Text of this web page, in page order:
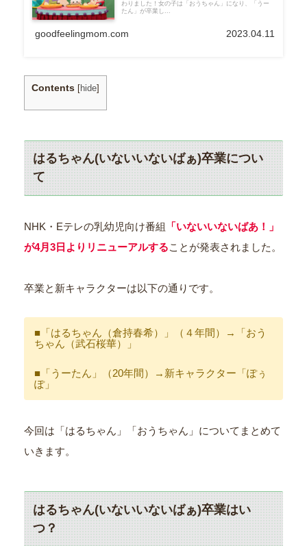
わりました！女の子は「おうちゃん」になり、「うー
たん」が卒業し...
goodfeelingmom.com 2023.04.11
Contents [hide]
はるちゃん(いないいないばぁ)卒業につい
て
NHK・Eテレの乳幼児向け番組
「いないいないばあ！」
が4月3日よりリニューアルすることが発表されました。
卒業と新キャラクターは以下の通りです。
■「はるちゃん（倉持春希）」（４年間）→「おう
ちゃん（武石桜華）」
■「うーたん」（20年間）→新キャラクター「ぽぅ
ぽ」
今回は「はるちゃん」「おうちゃん」についてまとめて
いきます。
はるちゃん(いないいないばぁ)卒業はい
つ？